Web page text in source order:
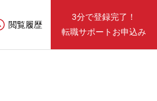
閲覧履歴
3分で登録完了！
転職サポートお申込み